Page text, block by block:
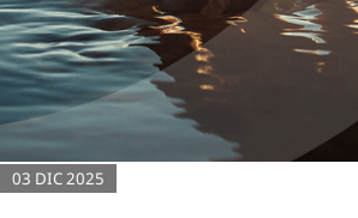
03 DIC 2025